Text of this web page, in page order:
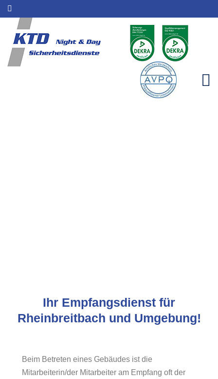
Ihr Empfangsdienst für
Rheinbreitbach und Umgebung!
Beim Betreten eines Gebäudes ist die
Mitarbeiterin/der Mitarbeiter am Empfang oft der